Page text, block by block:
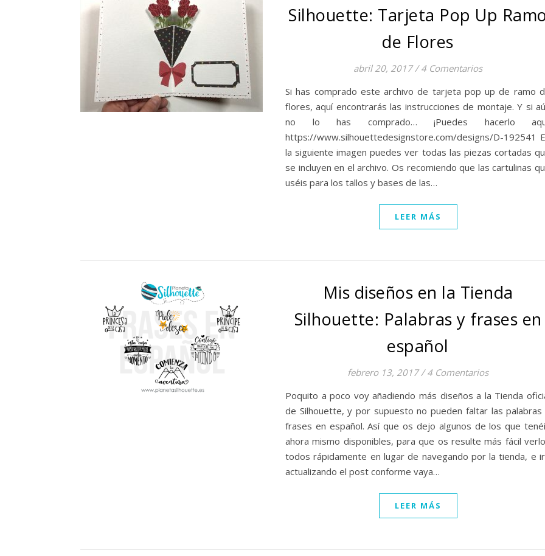
Silhouette: Tarjeta Pop Up
de Flores
abril 20, 2017 / 4 Comentarios
Si has comprado este archivo de tarjeta pop up de ramo
flores, aquí encontrarás las instrucciones de montaje. Y si
no lo has comprado… ¡Puedes hacerlo
https://www.silhouettedesignstore.com/designs/D-192541
la siguiente imagen puedes ver todas las piezas cortadas
se incluyen en el archivo. Os recomiendo que las cartulinas
uséis para los tallos y bases de las…
LEER MÁS
Mis diseños en la Tienda
Silhouette: Palabras y frases en
español
febrero 13, 2017 / 4 Comentarios
Poquito a poco voy añadiendo más diseños a la Tienda
de Silhouette, y por supuesto no pueden faltar las palabras
frases en español. Así que os dejo algunos de los que
ahora mismo disponibles, para que os resulte más fácil
todos rápidamente en lugar de navegando por la tienda, e
actualizando el post conforme vaya…
LEER MÁS